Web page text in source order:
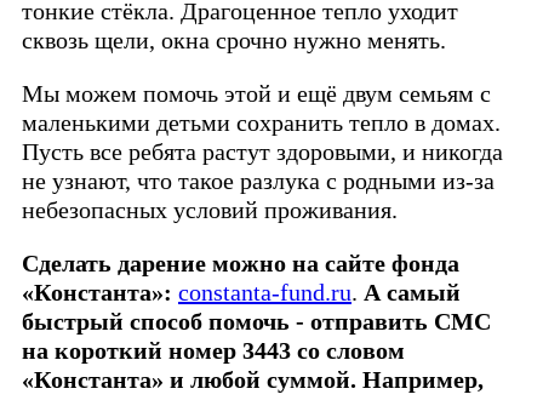
тонкие стёкла. Драгоценное тепло уходит
сквозь щели, окна срочно нужно менять.
Мы можем помочь этой и ещё двум семьям с
маленькими детьми сохранить тепло в домах.
Пусть все ребята растут здоровыми, и никогда
не узнают, что такое разлука с родными из-за
небезопасных условий проживания.
Сделать дарение можно на сайте фонда
«Константа»: constanta-fund.ru. А самый
быстрый способ помочь - отправить СМС
на короткий номер 3443 со словом
«Константа» и любой суммой. Например,